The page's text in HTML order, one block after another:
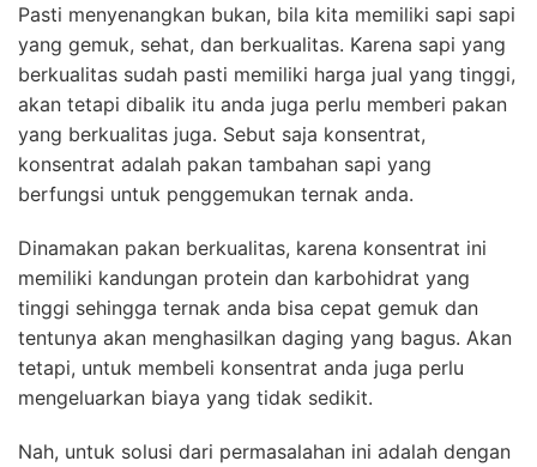
Pasti menyenangkan bukan, bila kita memiliki sapi sapi
yang gemuk, sehat, dan berkualitas. Karena sapi yang
berkualitas sudah pasti memiliki harga jual yang tinggi,
akan tetapi dibalik itu anda juga perlu memberi pakan
yang berkualitas juga. Sebut saja konsentrat,
konsentrat adalah pakan tambahan sapi yang
berfungsi untuk penggemukan ternak anda.
Dinamakan pakan berkualitas, karena konsentrat ini
memiliki kandungan protein dan karbohidrat yang
tinggi sehingga ternak anda bisa cepat gemuk dan
tentunya akan menghasilkan daging yang bagus. Akan
tetapi, untuk membeli konsentrat anda juga perlu
mengeluarkan biaya yang tidak sedikit.
Nah, untuk solusi dari permasalahan ini adalah dengan